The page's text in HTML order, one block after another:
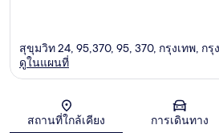
แผนที่
สุขุมวิท 24, 95,370, 95, 370, กรุงเทพ, กรุง
ดูในแผนที่
สถานที่ใกล้เคียง การเดินทาง